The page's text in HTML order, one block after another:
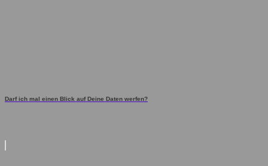
Darf ich mal einen Blick auf Deine Daten werfen?